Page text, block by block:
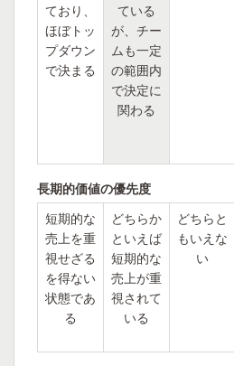
ており、
ほぼトッ
プダウン
で決まる
ている
が、チー
ムも一定
の範囲内
で決定に
関わる
長期的価値の優先度
短期的な
売上を重
視せざる
を得ない
状態であ
る
どちらか
といえば
短期的な
売上が重
視されて
いる
どちらと
もいえな
い